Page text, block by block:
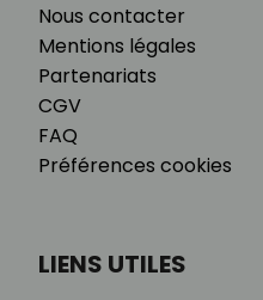
Nous contacter
Mentions légales
Partenariats
CGV
FAQ
Préférences cookies
LIENS UTILES